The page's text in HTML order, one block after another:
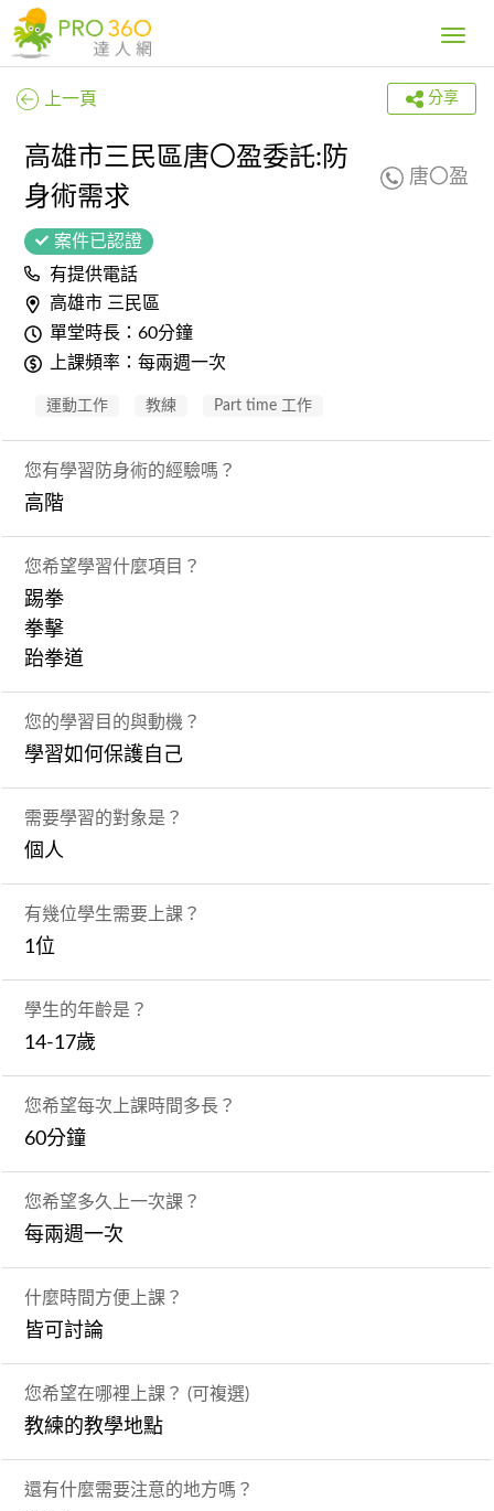
Toggle
上一頁 分享
高雄市三民區唐〇盈委託:防
身術需求
唐〇盈
案件已認證
有提供電話
高雄市 三民區
單堂時長：60分鐘
上課頻率：每兩週一次
運動工作 教練 Part time 工作
您有學習防身術的經驗嗎？
高階
您希望學習什麼項目？
踢拳
拳擊
跆拳道
您的學習目的與動機？
學習如何保護自己
需要學習的對象是？
個人
有幾位學生需要上課？
1位
學生的年齡是？
14-17歲
您希望每次上課時間多長？
60分鐘
您希望多久上一次課？
每兩週一次
什麼時間方便上課？
皆可討論
您希望在哪裡上課？ (可複選)
教練的教學地點
還有什麼需要注意的地方嗎？